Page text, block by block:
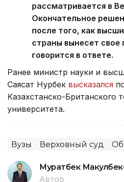
рассматривается в
Окончательное
после того, как
страны вынесет свое
говорится в ответе.
Ранее министр науки и
Саясат Нурбек высказался
Казахстанско-Британского
университета.
Вузы Верховный суд
Муратбек
Автор